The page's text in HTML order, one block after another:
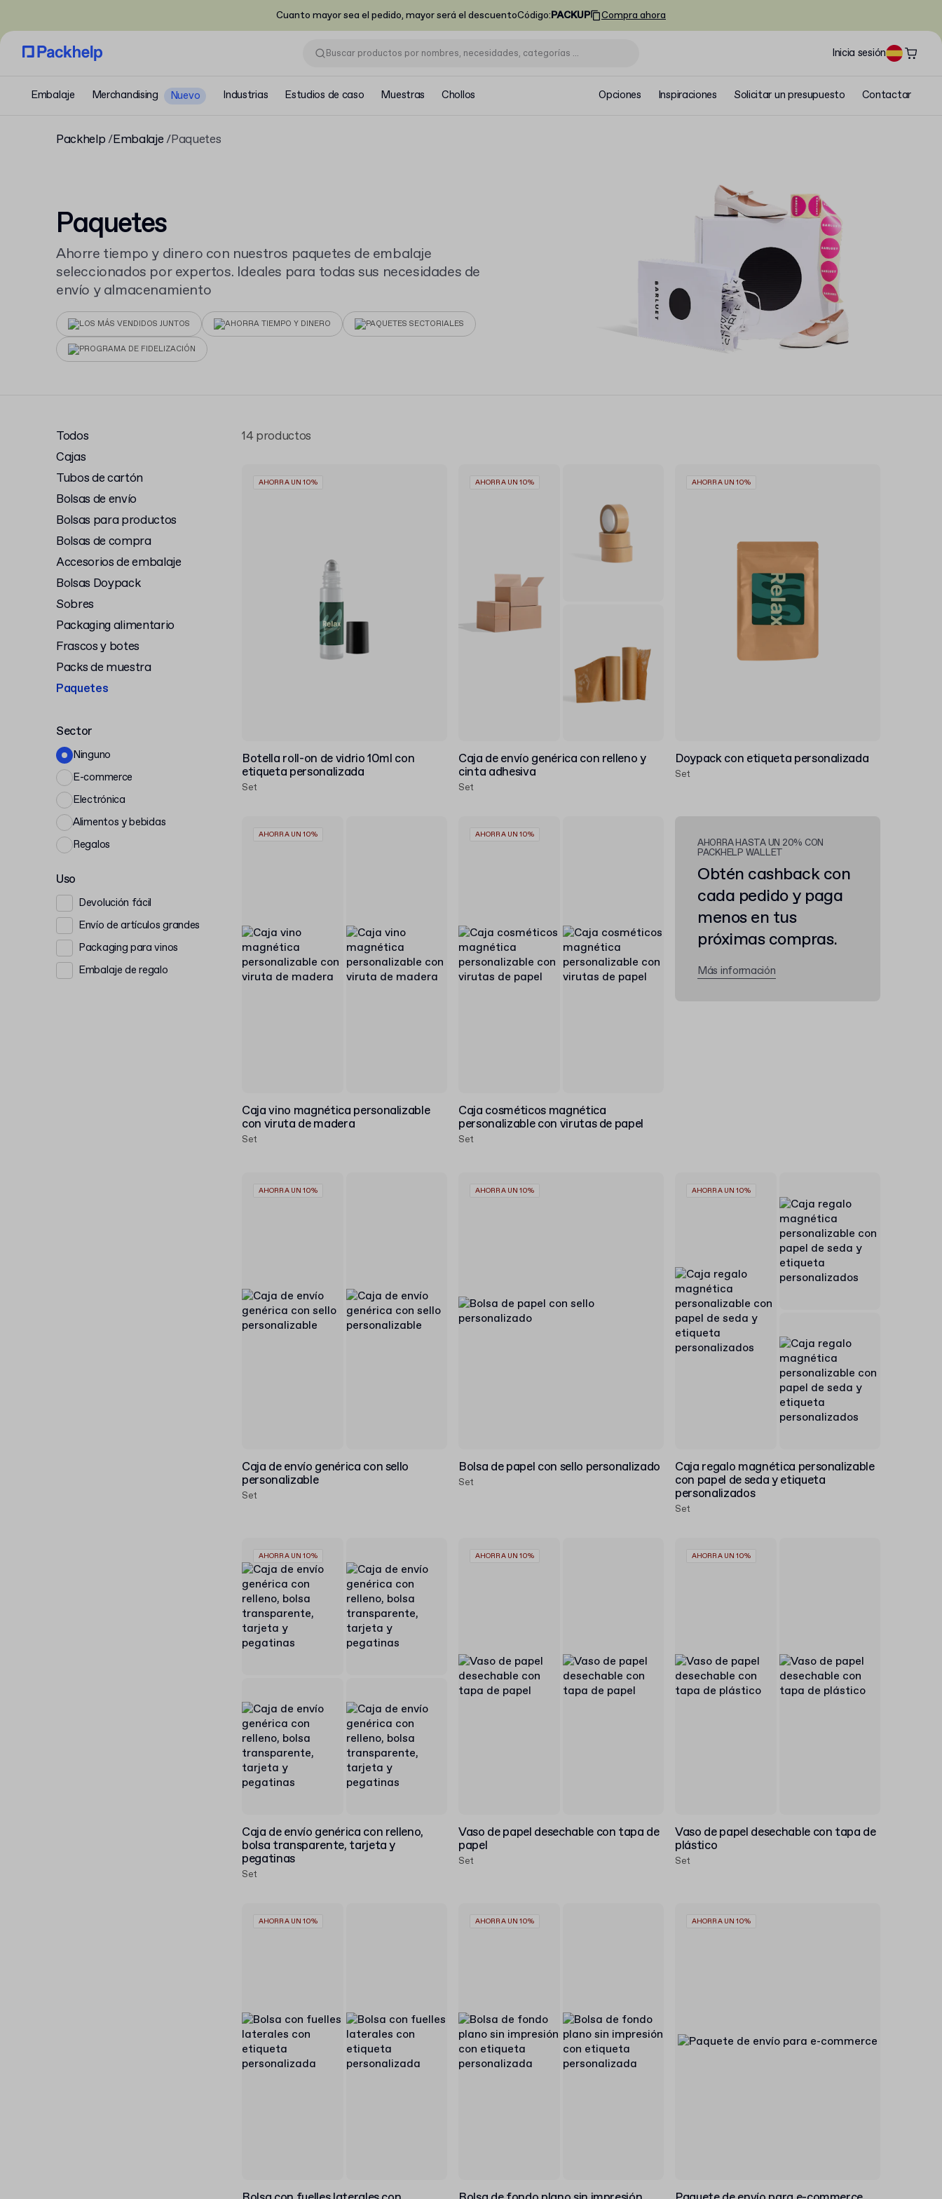
Cuanto mayor sea el pedido, mayor será el descuentoCódigo:PACKUP Compra ahora
Inicia sesión
Embalaje Merchandising Nuevo Industrias Estudios de caso Muestras Chollos Opciones Inspiraciones Solicitar un presupuesto Contactar
Packhelp Embalaje Paquetes
Paquetes
Ahorre tiempo y dinero con nuestros paquetes de embalaje
seleccionados por expertos. Ideales para todas sus necesidades de
envío y almacenamiento
LOS MÁS VENDIDOS JUNTOS AHORRA TIEMPO Y DINERO PAQUETES SECTORIALES
PROGRAMA DE FIDELIZACIÓN
Todos
Cajas
Tubos de cartón
Bolsas de envío
Bolsas para productos
Bolsas de compra
Accesorios de embalaje
Bolsas Doypack
Sobres
Packaging alimentario
Frascos y botes
Packs de muestra
Paquetes
Sector
Ninguno
E-commerce
Electrónica
Alimentos y bebidas
Regalos
Uso
Devolución fácil
Envío de artículos grandes
Packaging para vinos
Embalaje de regalo
14 productos
Botella roll-on de vidrio 10ml con
etiqueta personalizada
Set
AHORRA UN 10%
Caja de envío genérica con relleno y
cinta adhesiva
Set
AHORRA UN 10%
Doypack con etiqueta personalizada
Set
AHORRA UN 10%
Caja vino magnética personalizable
con viruta de madera
Set
AHORRA UN 10%
Caja cosméticos magnética
personalizable con virutas de papel
Set
AHORRA UN 10%
Caja de envío genérica con sello
personalizable
Set
AHORRA UN 10%
Bolsa de papel con sello personalizado
Set
AHORRA UN 10%
Caja regalo magnética personalizable
con papel de seda y etiqueta
personalizados
Set
AHORRA UN 10%
Caja de envío genérica con relleno,
bolsa transparente, tarjeta y
pegatinas
Set
AHORRA UN 10%
Vaso de papel desechable con tapa de
papel
Set
AHORRA UN 10%
Vaso de papel desechable con tapa de
plástico
Set
AHORRA UN 10%
AHORRA UN 10% AHORRA UN 10% AHORRA UN 10%
AHORRA HASTA UN 20% CON
PACKHELP WALLET
Obtén cashback con
cada pedido y paga
menos en tus
próximas compras.
Más información